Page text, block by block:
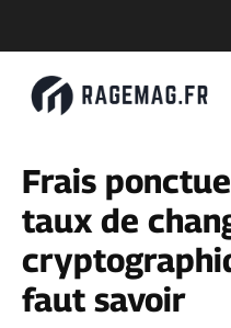
Frais
taux de
faut savoir